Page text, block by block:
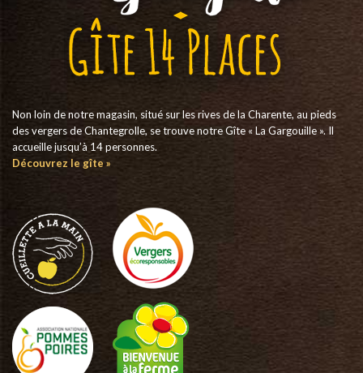
Non loin de notre magasin, situé sur les rives de la Charente, au pieds
des vergers de Chantegrolle, se trouve notre Gîte « La Gargouille ». Il
accueille jusqu’à 14 personnes.
Découvrez le gîte »